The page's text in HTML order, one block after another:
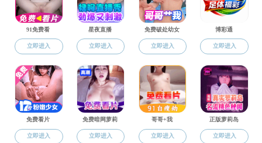
03
2017-04
阿卡波糖原料和制剂生产关键技术及产业化
21
2015-04 序号 项目名称 奖项类型 奖励等级 获奖时间 1 青霉素高...